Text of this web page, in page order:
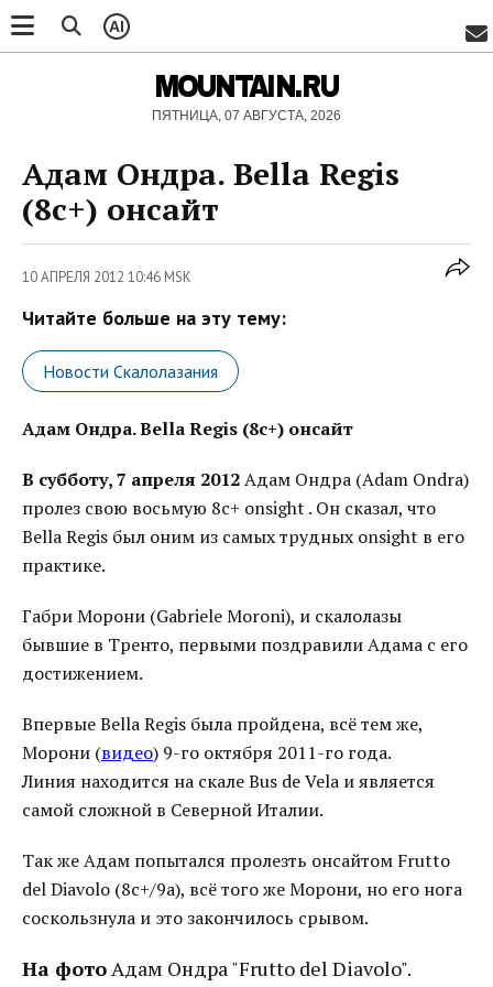
AI
MOUNTAIN.RU
ПЯТНИЦА, 07 АВГУСТА, 2026
Адам Ондра. Bella Regis
(8c+) онсайт
10 АПРЕЛЯ 2012 10:46 MSK
Читайте больше на эту тему:
Новости Скалолазания
Адам Ондра. Bella Regis (8c+) онсайт
В субботу, 7 апреля 2012Адам Ондра (Adam Ondra)
пролез свою восьмую 8c+ onsight . Он сказал, что
Bella Regis был оним из самых трудных onsight в его
практике.
Габри Морони (Gabriele Moroni), и скалолазы
бывшие в Тренто, первыми поздравили Адама с его
достижением.
Впервые Bella Regis была пройдена, всё тем же,
Морони (видео) 9-го октября 2011-го года.
Линия находится на скале Bus de Vela и является
самой сложной в Северной Италии.
Так же Адам попытался пролезть онсайтом Frutto
del Diavolo (8c+/9a), всё того же Морони, но его нога
соскользнула и это закончилось срывом.
На фотоАдам Ондра "Frutto del Diavolo".